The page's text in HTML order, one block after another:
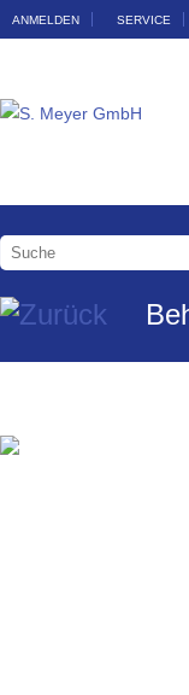
ANMELDEN SERVICE